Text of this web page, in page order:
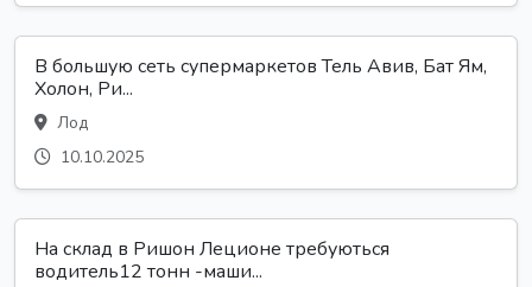
В большую сеть супермаркетов Тель Авив, Бат Ям,
Холон, Ри...
Лод
10.10.2025
На склад в Ришон Леционе требуються
водитель12 тонн -маши...